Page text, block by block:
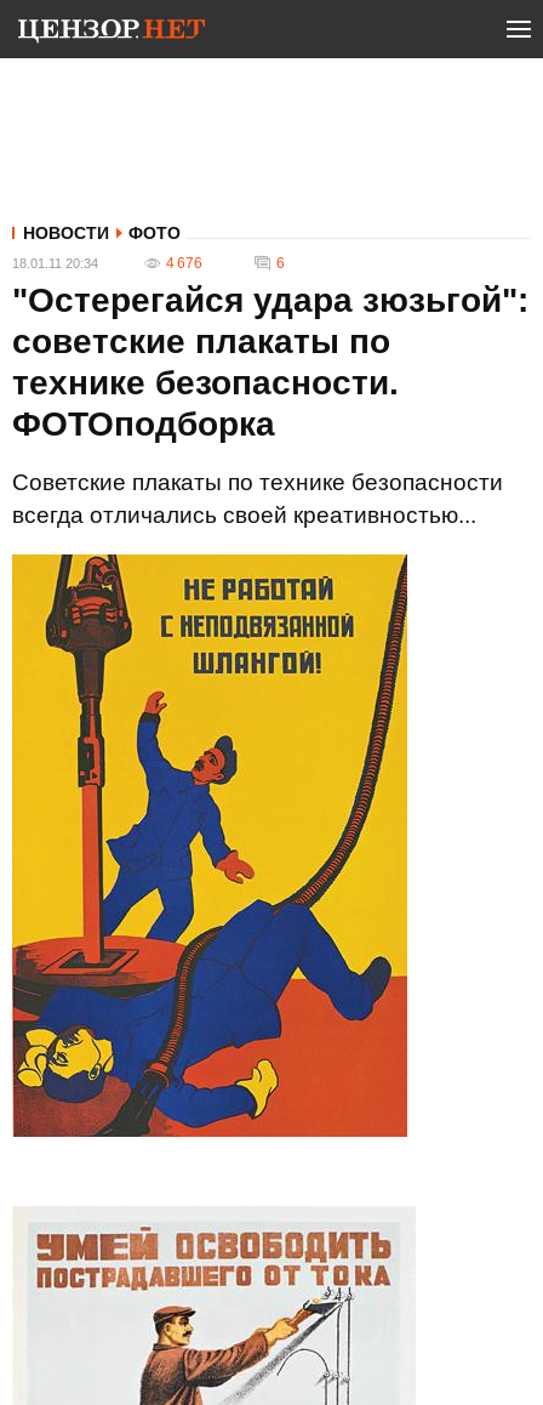
НОВОСТИ ФОТО
18.01.11 20:34 4 676 6
"Остерегайся удара зюзьгой":
советские плакаты по
технике безопасности.
ФОТОподборка
Советские плакаты по технике безопасности
всегда отличались своей креативностью...